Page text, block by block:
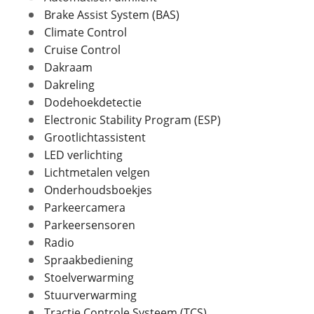
In- en exterieur
Aantal deuren
Aantal zitplaatsen
Bekleding
Half leder / stof
Interieurkleur
Laksoort
Kleur
Fabriekskleur
Verbruik en milieu
Brandstof
Brake Assist System (BAS)
Climate Control
Cruise Control
Dakraam
Dakreling
Dodehoekdetectie
Electronic Stability Program (ESP)
Grootlichtassistent
LED verlichting
Lichtmetalen velgen
Onderhoudsboekjes
Parkeercamera
Parkeersensoren
Radio
Spraakbediening
Stoelverwarming
Stuurverwarming
Foto's
Klik hier om foto's te uploaden
(optioneel)
JPG, PNG (max 10 foto's)
Jouw contactgegevens
Naam
E-mailadres
Telefoonnummer (optioneel)